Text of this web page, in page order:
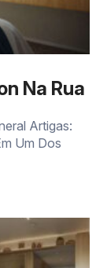
Na Rua
Artigas:
Um Dos